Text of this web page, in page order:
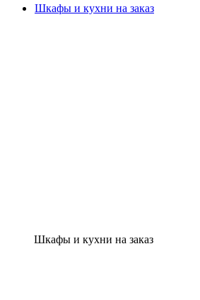
Шкафы и кухни на заказ
Шкафы и кухни на заказ